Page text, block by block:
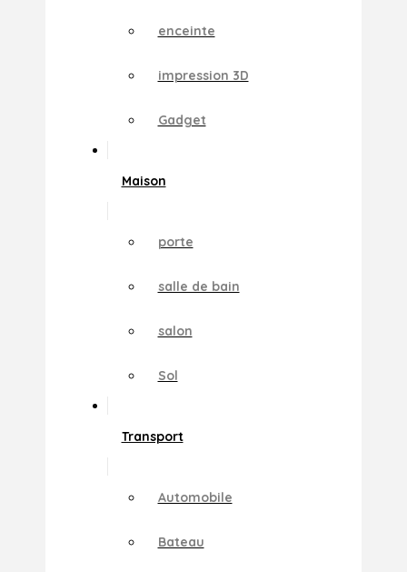
enceinte
impression 3D
Gadget
Maison
porte
salle de bain
salon
Sol
Transport
Automobile
Bateau